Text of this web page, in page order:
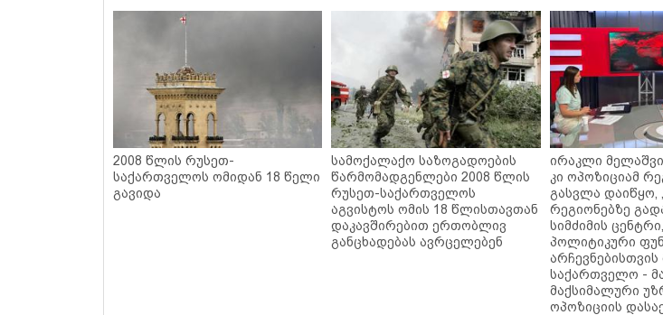
2008 წლის რუსეთ-
საქართველოს ომიდან 18 წელი
გავიდა
სამოქალაქო საზოგადოების
წარმომადგენლები 2008 წლის
რუსეთ-საქართველოს
აგვისტოს ომის 18 წლისთავთან
დაკავშირებით ერთობლივ
განცხადებას ავრცელებენ
ირაკლი
კი ოპოზიციამ
გასვლა დაიწყო,
რეგიონებზე
სიმძიმის
პოლიტიკური
საქართველო -
მაქსიმალური
ოპოზიციის